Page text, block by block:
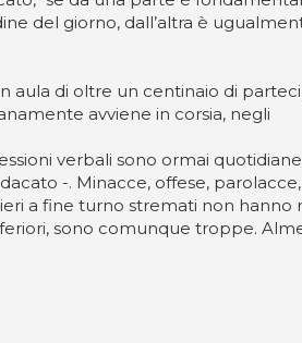
del giorno, dall’altra è
aula di oltre un centinaio di
avviene in corsia, negli
verbali sono ormai
-. Minacce, offese,
a fine turno stremati non hanno
sono comunque troppe.